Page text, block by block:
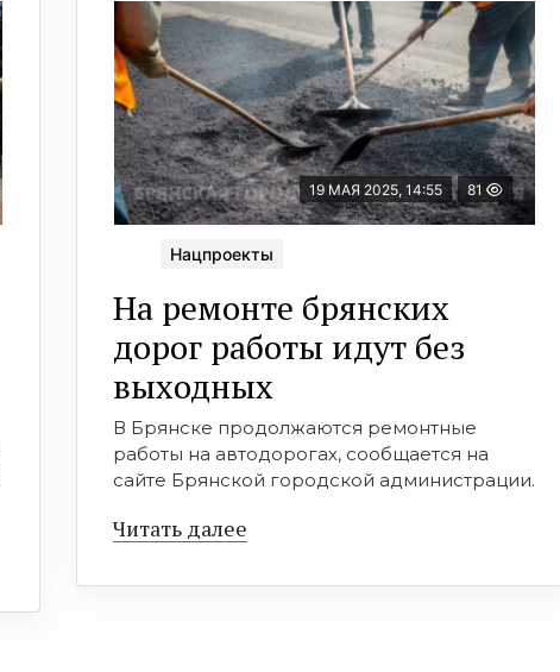
19 МАЯ 2025, 14:55 81
Нацпроекты
На ремонте брянских
дорог работы идут без
выходных
В Брянске продолжаются ремонтные
работы на автодорогах, сообщается на
сайте Брянской городской администрации.
Читать далее